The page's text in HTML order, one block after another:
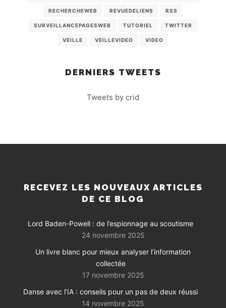
RECHERCHEWEB REVUEDELIENS RSS
SURVEILLANCEPAGESWEB TUTORIEL TWITTER
VEILLE VEILLEVIDEO VIDEO
DERNIERS TWEETS
Tweets by crid
RECEVEZ LES NOUVEAUX ARTICLES
DE CE BLOG
Lord Baden-Powell : de l’espionnage au scoutisme
24 novembre 2025
Un livre blanc pour mieux analyser l’information
collectée
17 novembre 2025
Danse avec l’IA : conseils pour un pas de deux réussi
14 novembre 2025